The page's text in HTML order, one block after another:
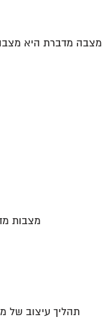
מצבה מדברת היא
מצבות
תהליך עיצוב של